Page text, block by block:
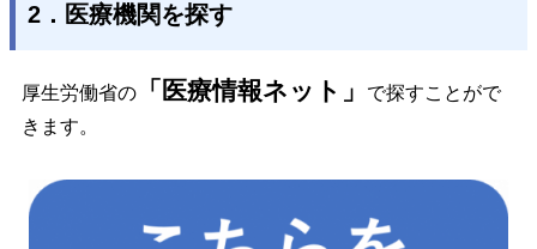
2．医療機関を探す
厚生労働省の 「医療情報ネット」
で探すことがで
きます。